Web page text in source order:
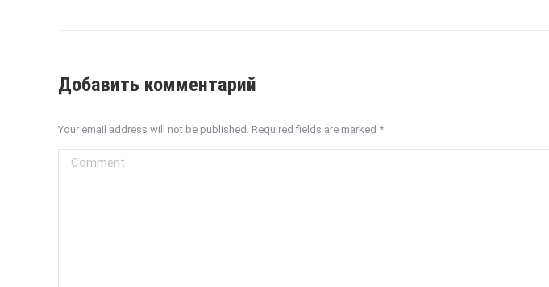
Добавить комментарий
Your email address will not be published. Required fields are marked *
Comment